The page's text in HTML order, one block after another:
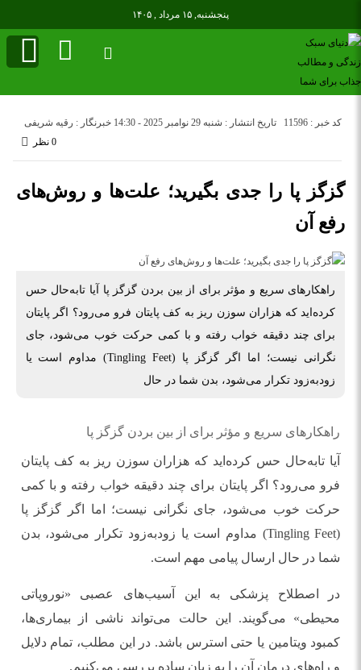
پنجشنبه, ۱۵ مرداد , ۱۴۰۵
تاریخ انتشار : شنبه 29 نوامبر 2025 - 14:30 خبرنگار : رقیه شریفی
کد خبر : 11596
0 نظر
گزگز پا را جدی بگیرید؛ علت‌ها و روش‌های
رفع آن
راهکارهای سریع و مؤثر برای از بین بردن گزگز پا آیا تا‌به‌حال حس
کرده‌اید که هزاران سوزن ریز به کف پایتان فرو می‌رود؟ اگر پایتان
برای چند دقیقه خواب رفته و با کمی حرکت خوب می‌شود، جای
نگرانی نیست؛ اما اگر گزگز پا (Tingling Feet) مداوم است یا
زودبه‌زود تکرار می‌شود، بدن شما در حال
راهکارهای سریع و مؤثر برای از بین بردن گزگز پا
آیا تا‌به‌حال حس کرده‌اید که هزاران سوزن ریز به کف پایتان
فرو می‌رود؟ اگر پایتان برای چند دقیقه خواب رفته و با کمی
حرکت خوب می‌شود، جای نگرانی نیست؛ اما اگر گزگز پا
(Tingling Feet) مداوم است یا زودبه‌زود تکرار می‌شود، بدن
شما در حال ارسال پیامی مهم است.
در اصطلاح پزشکی به این آسیب‌های عصبی «نوروپاتی
محیطی» می‌گویند. این حالت می‌تواند ناشی از بیماری‌ها،
کمبود ویتامین یا حتی استرس باشد. در این مطلب، تمام دلایل
و راه‌های درمان آن را به زبان ساده بررسی می‌کنیم.